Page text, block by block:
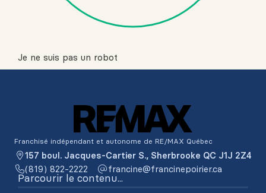
Je ne suis pas un robot
Franchisé indépendant et autonome de RE/MAX Québec
157 boul. Jacques-Cartier S., Sherbrooke QC J1J 2Z4
(819) 822-2222
ac.reiriopenicnarf@enicnarf
Parcourir le contenu...